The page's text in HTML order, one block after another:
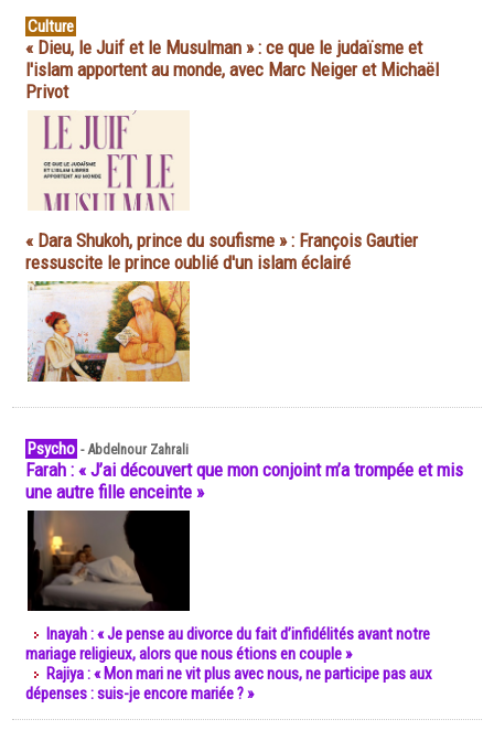
Culture
« Dieu, le Juif et le Musulman » : ce que le judaïsme et
l'islam apportent au monde, avec Marc Neiger et Michaël
Privot
« Dara Shukoh, prince du soufisme » : François Gautier
ressuscite le prince oublié d'un islam éclairé
Psycho -Abdelnour Zahrali
Farah : « J’ai découvert que mon conjoint m’a trompée et mis
une autre fille enceinte »
Inayah : « Je pense au divorce du fait d’infidélités avant notre
mariage religieux, alors que nous étions en couple »
Rajiya : « Mon mari ne vit plus avec nous, ne participe pas aux
dépenses : suis-je encore mariée ? »